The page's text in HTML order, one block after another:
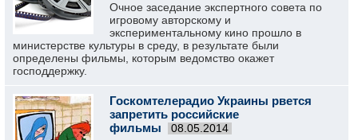
Очное заседание экспертного совета по
игровому авторскому и
экспериментальному кино прошло в
министерстве культуры в среду, в результате были
определены фильмы, которым ведомство окажет
господдержку.
Госкомтелерадио Украины рвется
запретить российские
фильмы
08.05.2014